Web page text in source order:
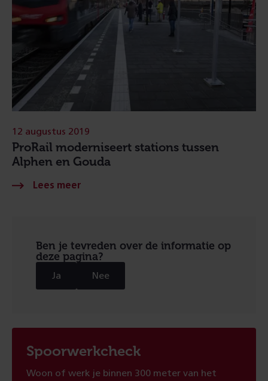
ProRail moderniseert stations tussen
Alphen en Gouda
12 augustus 2019
Ben je tevreden over de informatie op
deze pagina?
Ja Nee
Spoorwerkcheck
Woon of werk je binnen 300 meter van het